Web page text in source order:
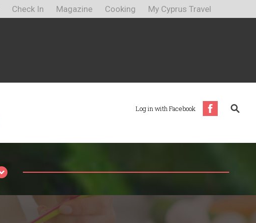
Check In Magazine Cooking My Cyprus Travel
Log in with Facebook